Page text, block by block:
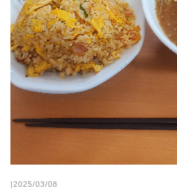
|2025/03/08